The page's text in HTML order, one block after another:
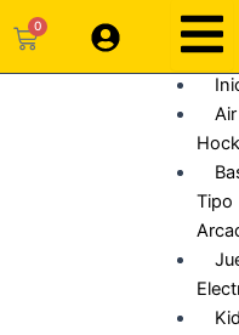
0Carrito
Air
Tipo